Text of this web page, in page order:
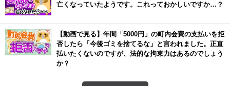
亡くなっていたようです。これっておかしいですか…？
【動画で見る】年間「5000円」の町内会費の支払いを拒
否したら「今後ゴミを捨てるな」と言われました。正直
払いたくないのですが、法的な拘束力はあるのでしょう
か？